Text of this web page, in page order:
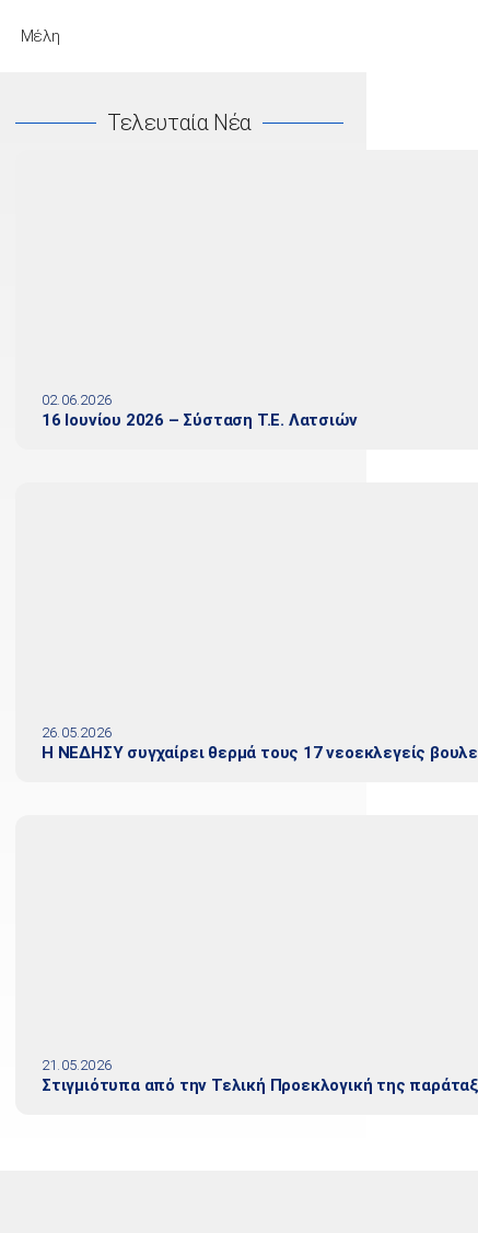
Μέλη
Τελευταία Νέα
02.06.2026
16 Ιουνίου 2026 – Σύσταση Τ.Ε. Λατσιών
26.05.2026
Η ΝΕΔΗΣΥ συγχαίρει θερμά τους 17 νεοεκλεγείς
21.05.2026
Στιγμιότυπα από την Τελική Προεκλογική της